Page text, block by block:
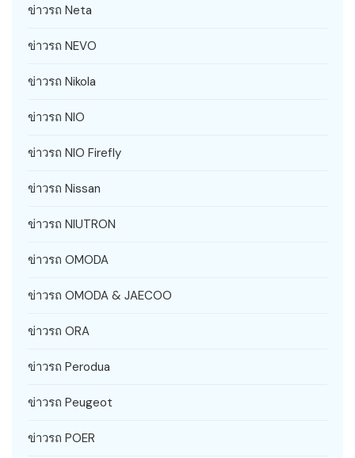
ข่าวรถ Neta
ข่าวรถ NEVO
ข่าวรถ Nikola
ข่าวรถ NIO
ข่าวรถ NIO Firefly
ข่าวรถ Nissan
ข่าวรถ NIUTRON
ข่าวรถ OMODA
ข่าวรถ OMODA & JAECOO
ข่าวรถ ORA
ข่าวรถ Perodua
ข่าวรถ Peugeot
ข่าวรถ POER